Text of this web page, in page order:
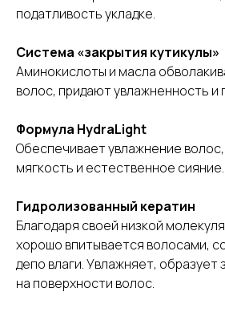
податливость укладке.
Система «закрытия кутикулы»
Аминокислоты и масла
волос, придают увлажненность и
Формула HydraLight
Обеспечивает увлажнение
мягкость и естественное сияние.
Гидролизованный кератин
Благодаря своей низкой
хорошо впитывается волосами,
депо влаги. Увлажняет, образует
на поверхности волос.